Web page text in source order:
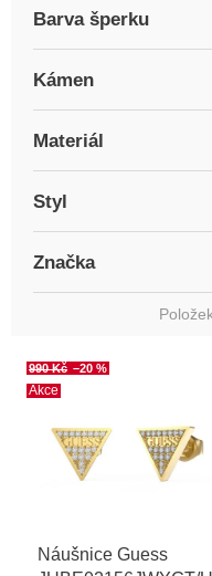
Barva šperku
Kámen
Materiál
Styl
Značka
Akce
990 Kč –20 %
Náušnice Guess